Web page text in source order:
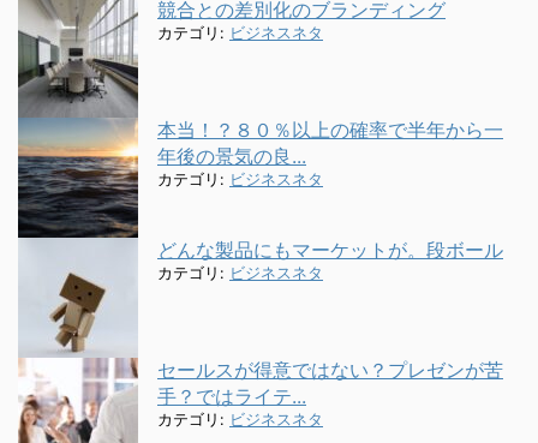
競合との差別化のブランディング
カテゴリ: ビジネスネタ
本当！？８０％以上の確率で半年から一
年後の景気の良...
カテゴリ: ビジネスネタ
どんな製品にもマーケットが。段ボール
カテゴリ: ビジネスネタ
セールスが得意ではない？プレゼンが苦
手？ではライテ...
カテゴリ: ビジネスネタ